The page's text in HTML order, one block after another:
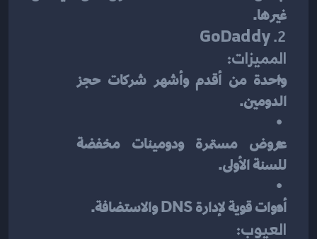
غيرها.
2.
GoDaddy
المميزات:
واحدة من أقدم وأشهر شركات حجز
الدومين.
عروض مستمرة ودومينات مخفضة
للسنة الأولى.
أدوات قوية لإدارة DNS والاستضافة.
العيوب: